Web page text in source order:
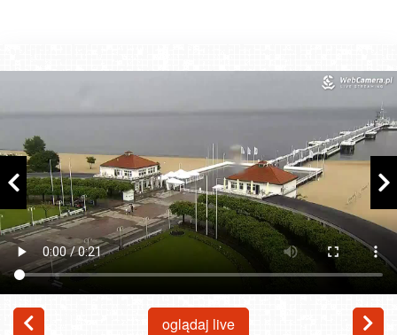
oglądaj live